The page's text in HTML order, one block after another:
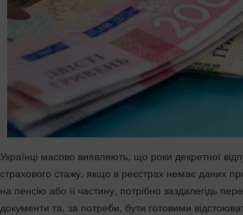
Українці масово виявляють, що роки декретної
страхового стажу, якщо в реєстрах немає даних
на пенсію або її частину, потрібно заздалегідь
документи та, за потреби, бути готовими